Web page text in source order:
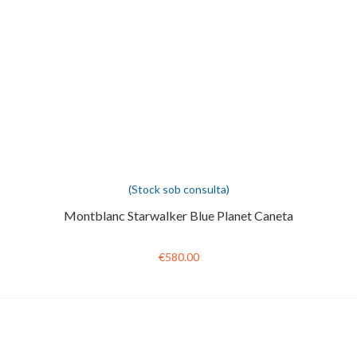
(Stock sob consulta)
Montblanc Starwalker Blue Planet Caneta
€580.00